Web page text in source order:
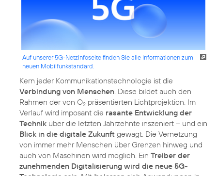
Auf unserer 5G-Netzinfoseite finden Sie alle Informationen zum
neuen Mobilfunkstandard.
Kern jeder Kommunikationstechnologie ist die
Verbindung von Menschen . Diese bildet auch den
Rahmen der von O2 präsentierten Lichtprojektion. Im
Verlauf wird imposant die rasante Entwicklung der
Technik über die letzten Jahrzehnte inszeniert – und ein
Blick in die digitale Zukunft gewagt. Die Vernetzung
von immer mehr Menschen über Grenzen hinweg und
auch von Maschinen wird möglich. Ein Treiber der
zunehmenden Digitalisierung wird die neue 5G-